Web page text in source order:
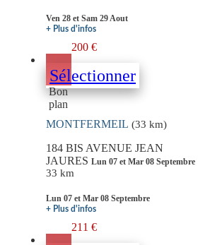
Ven 28 et Sam 29 Aout
+ Plus d'infos
200 €
Sélectionner
Bon
plan
MONTFERMEIL (33 km)
184 BIS AVENUE JEAN
JAURES Lun 07 et Mar 08 Septembre
33 km
Lun 07 et Mar 08 Septembre
+ Plus d'infos
211 €